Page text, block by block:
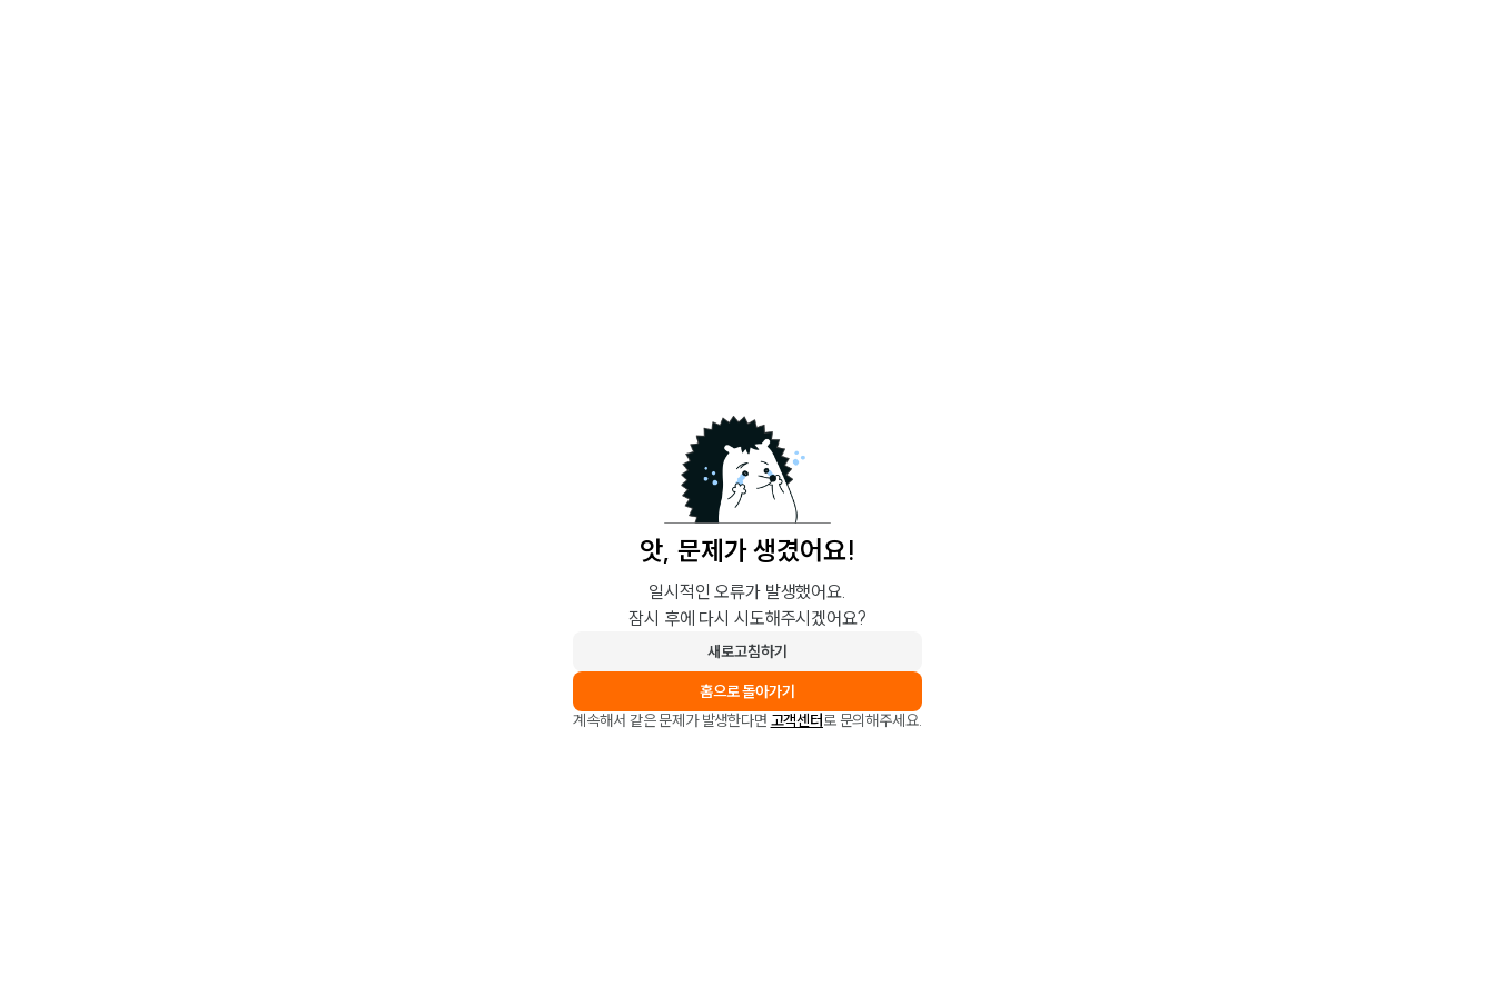
앗, 문제가 생겼어요!
일시적인 오류가 발생했어요.
잠시 후에 다시 시도해주시겠어요?
새로고침하기
홈으로 돌아가기
계속해서 같은 문제가 발생한다면 고객센터로 문의해주세요.